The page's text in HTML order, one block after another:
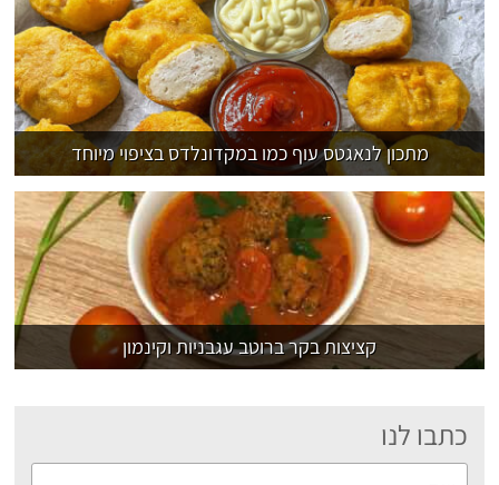
מתכון לנאגטס עוף כמו במקדונלדס בציפוי מיוחד
קציצות בקר ברוטב עגבניות וקינמון
כתבו לנו